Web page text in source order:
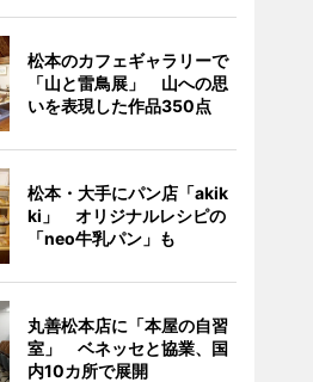
松本のカフェギャラリーで
「山と雷鳥展」 山への思
いを表現した作品350点
松本・大手にパン店「akik
ki」 オリジナルレシピの
「neo牛乳パン」も
丸善松本店に「本屋の自習
室」 ベネッセと協業、国
内10カ所で展開